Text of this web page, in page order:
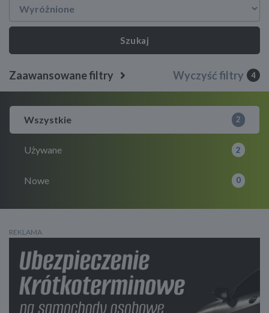
Szukaj
Zaawansowane filtry Wyczyść filtry 4
Wszystkie 2
Używane 2
Nowe 0
REKLAMA